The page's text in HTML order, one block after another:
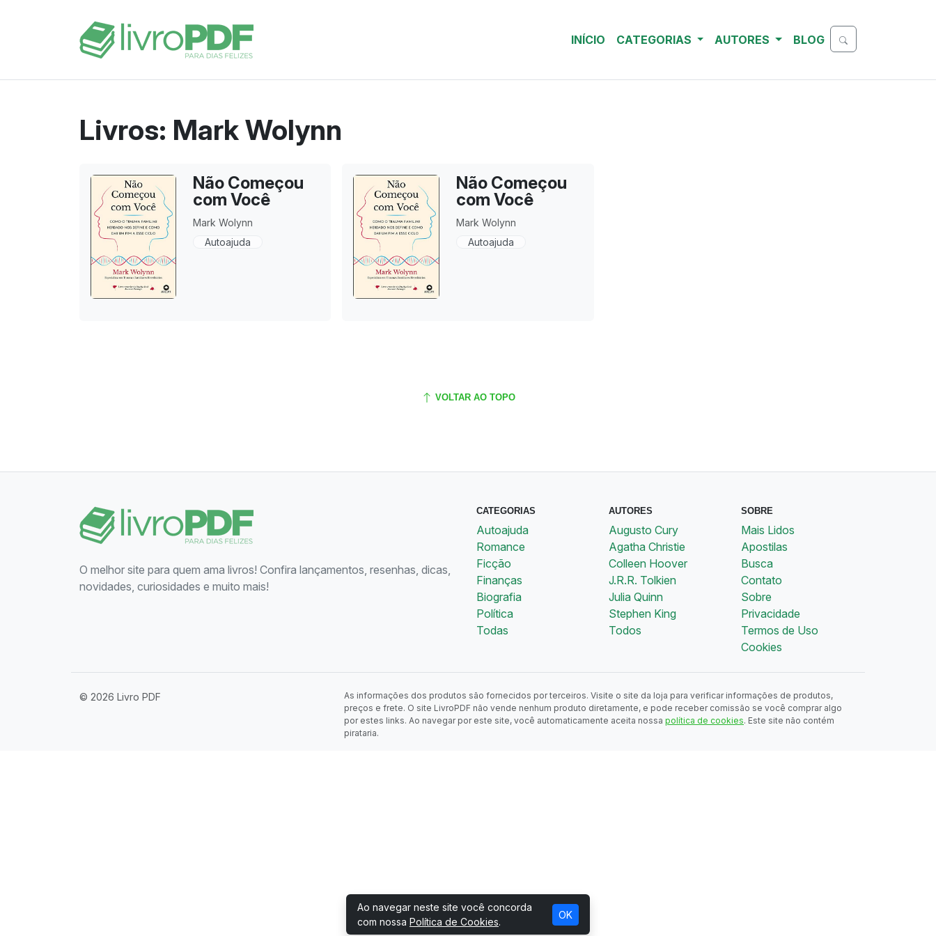
INÍCIO CATEGORIAS AUTORES BLOG
Livros: Mark Wolynn
Não Começou
com Você
Mark Wolynn
Autoajuda
Não Começou
com Você
Mark Wolynn
Autoajuda
VOLTAR AO TOPO
O melhor site para quem ama livros! Confira lançamentos, resenhas, dicas,
novidades, curiosidades e muito mais!
CATEGORIAS
Autoajuda
Romance
Ficção
Finanças
Biografia
Política
Todas
AUTORES
Augusto Cury
Agatha Christie
Colleen Hoover
J.R.R. Tolkien
Julia Quinn
Stephen King
Todos
SOBRE
Mais Lidos
Apostilas
Busca
Contato
Sobre
Privacidade
Termos de Uso
Cookies
© 2026 Livro PDF
As informações dos produtos são fornecidos por terceiros. Visite o site da loja para verificar informações de produtos,
preços e frete. O site LivroPDF não vende nenhum produto diretamente, e pode receber comissão se você comprar algo
por estes links. Ao navegar por este site, você automaticamente aceita nossa política de cookies. Este site não contém
pirataria.
Ao navegar neste site você concorda
com nossa Política de Cookies.
OK